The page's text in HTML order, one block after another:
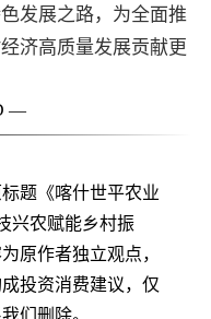
发展之路，为全面推
济高质量发展贡献更
—
题《喀什世平农业
兴农赋能乡村振
原作者独立观点，
投资消费建议，仅
们删除。